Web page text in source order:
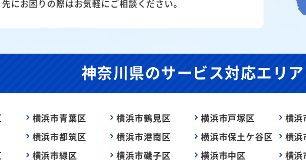
にお困りの際はお気軽にご相談ください。
神奈川県のサービス対応エリア
横浜市青葉区 横浜市鶴見区 横浜市戸塚区
横浜
横浜市都筑区 横浜市港南区 横浜市保土ケ谷区
横浜
横浜市緑区 横浜市磯子区 横浜市中区
横浜